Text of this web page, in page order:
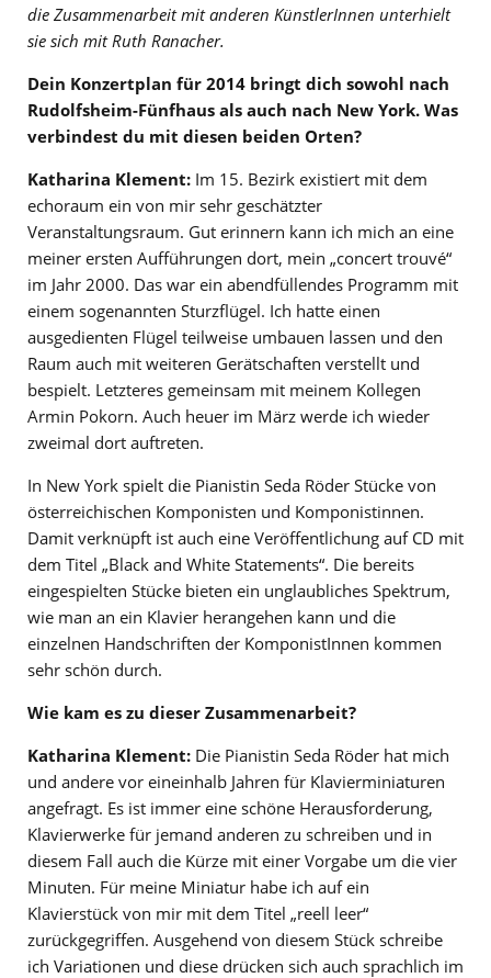
die Zusammenarbeit mit anderen KünstlerInnen unterhielt
sie sich mit Ruth Ranacher.
Dein Konzertplan für 2014 bringt dich sowohl nach
Rudolfsheim-Fünfhaus als auch nach New York. Was
verbindest du mit diesen beiden Orten?
Katharina Klement: Im 15. Bezirk existiert mit dem
echoraum ein von mir sehr geschätzter
Veranstaltungsraum. Gut erinnern kann ich mich an eine
meiner ersten Aufführungen dort, mein „concert trouvé“
im Jahr 2000. Das war ein abendfüllendes Programm mit
einem sogenannten Sturzflügel. Ich hatte einen
ausgedienten Flügel teilweise umbauen lassen und den
Raum auch mit weiteren Gerätschaften verstellt und
bespielt. Letzteres gemeinsam mit meinem Kollegen
Armin Pokorn. Auch heuer im März werde ich wieder
zweimal dort auftreten.
In New York spielt die Pianistin Seda Röder Stücke von
österreichischen Komponisten und Komponistinnen.
Damit verknüpft ist auch eine Veröffentlichung auf CD mit
dem Titel „Black and White Statements“. Die bereits
eingespielten Stücke bieten ein unglaubliches Spektrum,
wie man an ein Klavier herangehen kann und die
einzelnen Handschriften der KomponistInnen kommen
sehr schön durch.
Wie kam es zu dieser Zusammenarbeit?
Katharina Klement: Die Pianistin Seda Röder hat mich
und andere vor eineinhalb Jahren für Klavierminiaturen
angefragt. Es ist immer eine schöne Herausforderung,
Klavierwerke für jemand anderen zu schreiben und in
diesem Fall auch die Kürze mit einer Vorgabe um die vier
Minuten. Für meine Miniatur habe ich auf ein
Klavierstück von mir mit dem Titel „reell leer“
zurückgegriffen. Ausgehend von diesem Stück schreibe
ich Variationen und diese drücken sich auch sprachlich im